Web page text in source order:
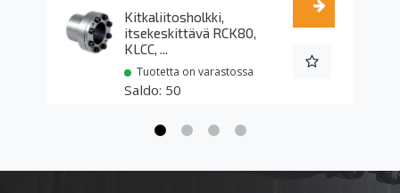
Kitkaliitosholkki,
itsekeskittävä RCK80,
KLCC, ...
Tuotetta on varastossa
50